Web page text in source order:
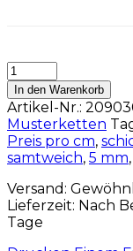
In den Warenkorb
Artikel-Nr.:
Musterketten
Preis pro cm,
samtweich, 5 mm,
Versand:
Lieferzeit: Nach
Tage